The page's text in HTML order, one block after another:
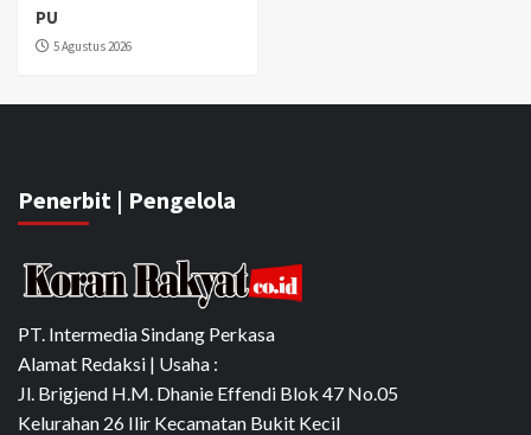
PU
5 Agustus 2026
Penerbit | Pengelola
PT. Intermedia Sindang Perkasa
Alamat Redaksi | Usaha :
Jl. Brigjend H.M. Dhanie Effendi Blok 47 No.05
Kelurahan 26 Ilir Kecamatan Bukit Kecil